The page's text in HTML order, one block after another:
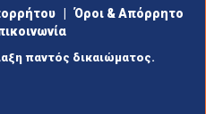
Όροι & Απόρρητο
παντός δικαιώματος.